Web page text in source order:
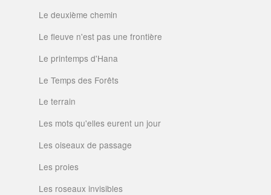
Le deuxième chemin
Le fleuve n'est pas une frontière
Le printemps d'Hana
Le Temps des Forêts
Le terrain
Les mots qu'elles eurent un jour
Les oiseaux de passage
Les proies
Les roseaux invisibles